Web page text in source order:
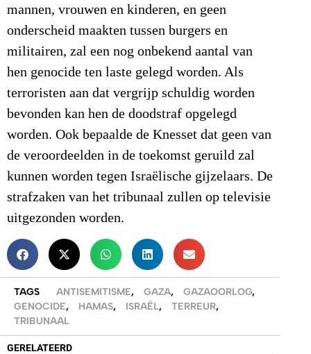
mannen, vrouwen en kinderen, en geen
onderscheid maakten tussen burgers en
militairen, zal een nog onbekend aantal van
hen genocide ten laste gelegd worden. Als
terroristen aan dat vergrijp schuldig worden
bevonden kan hen de doodstraf opgelegd
worden. Ook bepaalde de Knesset dat geen van
de veroordeelden in de toekomst geruild zal
kunnen worden tegen Israëlische gijzelaars. De
strafzaken van het tribunaal zullen op televisie
uitgezonden worden.
TAGS ANTISEMITISME, GAZA, GAZAOORLOG,
GENOCIDE, HAMAS, ISRAËL, TERREUR,
TRIBUNAAL
GERELATEERD